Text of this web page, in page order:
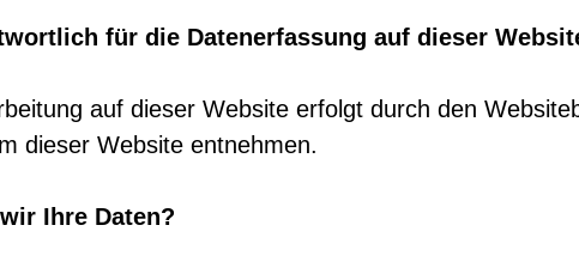
für die Datenerfassung auf dieser
auf dieser Website erfolgt durch den
dieser Website entnehmen.
Ihre Daten?